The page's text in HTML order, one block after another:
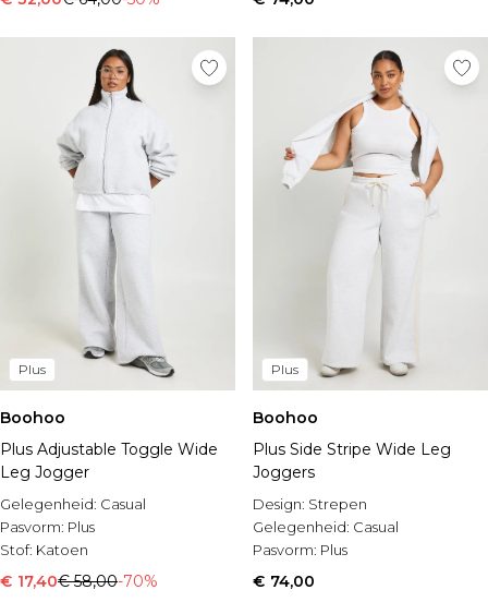
Sale Jeans
Sale Jassen & Jacks
Sale Plus & Tall
Sale Accessoires
Sale Pakken & Tailoring
Sale Gebreide Kleding
Plus
Boohoo
Plus Adjustable Toggle Wide
Leg Jogger
Gelegenheid: Casual
Pasvorm: Plus
Stof: Katoen
€ 17,40€ 58,00-70%
Plus
Boohoo
Plus Side Stripe Wide Leg
Joggers
Design: Strepen
Gelegenheid: Casual
Pasvorm: Plus
€ 74,00